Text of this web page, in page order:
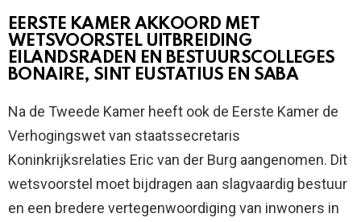
EERSTE KAMER AKKOORD MET
WETSVOORSTEL UITBREIDING
EILANDSRADEN EN BESTUURSCOLLEGES
BONAIRE, SINT EUSTATIUS EN SABA
Na de Tweede Kamer heeft ook de Eerste Kamer de
Verhogingswet van staatssecretaris
Koninkrijksrelaties Eric van der Burg aangenomen. Dit
wetsvoorstel moet bijdragen aan slagvaardig bestuur
en een bredere vertegenwoordiging van inwoners in